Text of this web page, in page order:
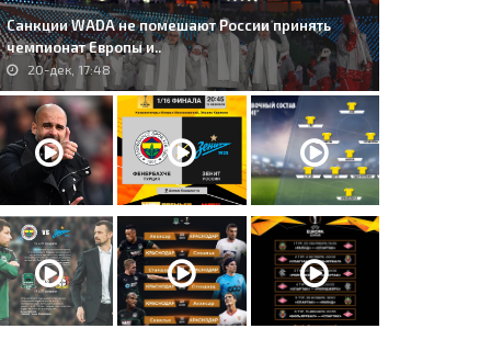
Санкции WADA не помешают России принять
чемпионат Европы и..
20-дек, 17:48